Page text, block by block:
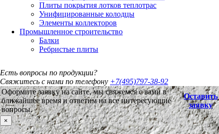
Плиты покрытия лотков теплотрас
Унифицированные колодцы
Элементы коллекторов
Промышленное строительство
Балки
Ребристые плиты
Есть вопросы по продукции?
Свяжитесь с нами по телефону +7(495)797-38-92
Оформите заявку на сайте, мы свяжемся с вами в
ближайшее время и ответим на все интересующие
вопросы.
Оставить
заявку
×